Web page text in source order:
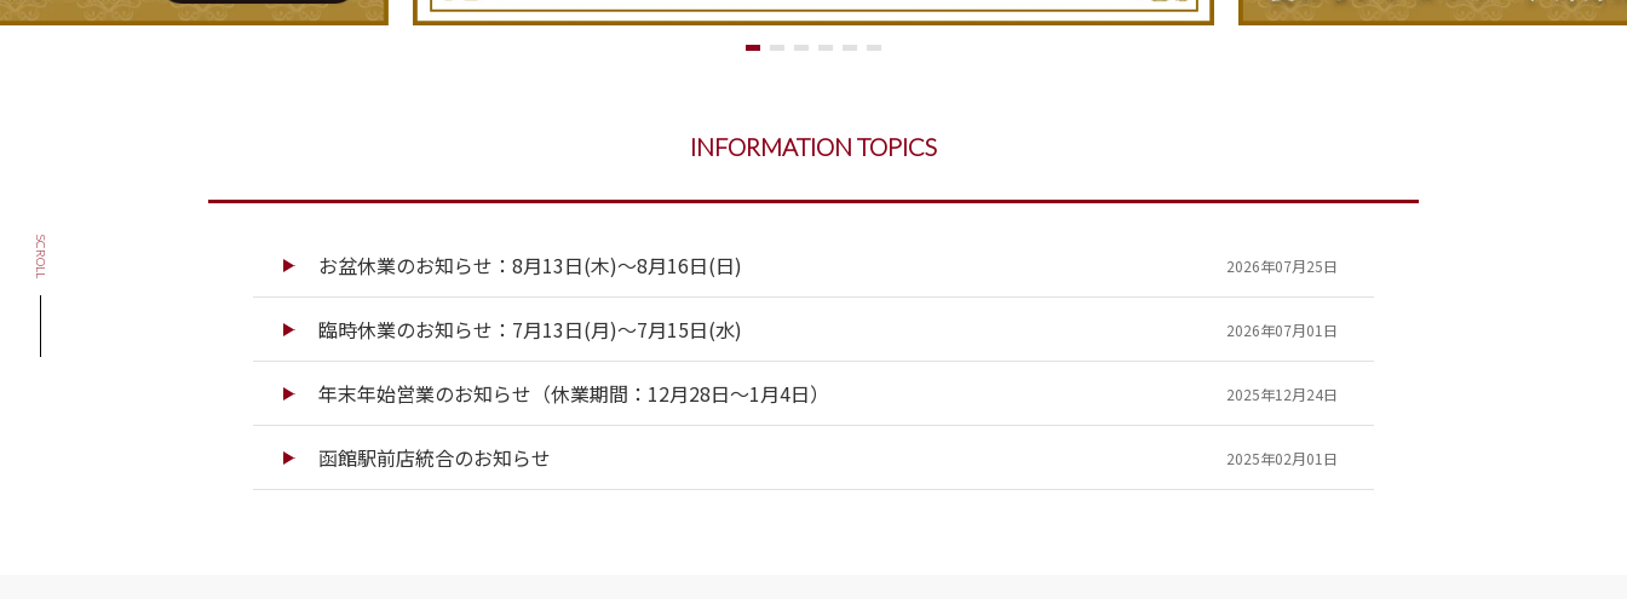
SCROLL
INFORMATION TOPICS
お盆休業のお知らせ：8月13日(木)～8月16日(日) 2026年07月25日
臨時休業のお知らせ：7月13日(月)～7月15日(水) 2026年07月01日
年末年始営業のお知らせ（休業期間：12月28日～1月4日） 2025年12月24日
函館駅前店統合のお知らせ 2025年02月01日